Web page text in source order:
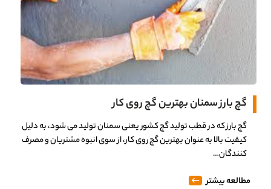
گچ بارز سمنان بهترین گچ روی کار
گچ بارز که در قطب تولید گچ کشور یعنی سمنان تولید می شود، به دلیل
کیفیت بالا به عنوان بهترین گچ روی کار، از سوی انبوه مشتریان و مصرف
کنندگان…
مطالعه بیشتر